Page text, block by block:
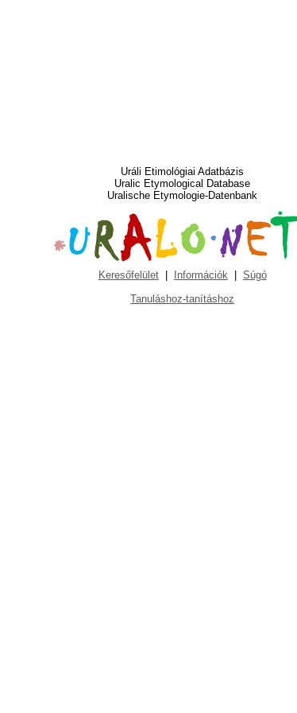
Uráli Etimológiai Adatbázis
Uralic Etymological Database
Uralische Etymologie-Datenbank
Keresőfelület| Információk| Súgó
Tanuláshoz-tanításhoz